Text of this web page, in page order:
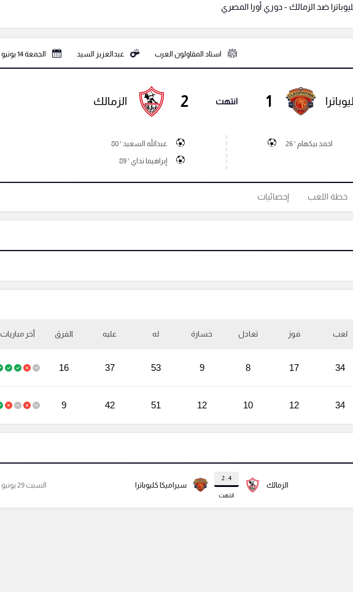
ضد الزمالك - دوري أورا المصري
استاد المقاولون العرب عبدالعزيز السيد الجمعة 14 يونيو 2024
1 انتهت 2 الزمالك
احمد بيكهام ' 26
عبدالله السعيد ' 80
إبراهيما نداي ' 89
خطة اللعب إحصائيات
لعب فوز تعادل خسارة له عليه الفرق أخر مباريات
34
17
8
9
53
37
16
34
12
10
12
51
42
9
الزمالك
4 : 2
انتهت
سيراميكا كليوباترا السبت 29 يونيو 2024